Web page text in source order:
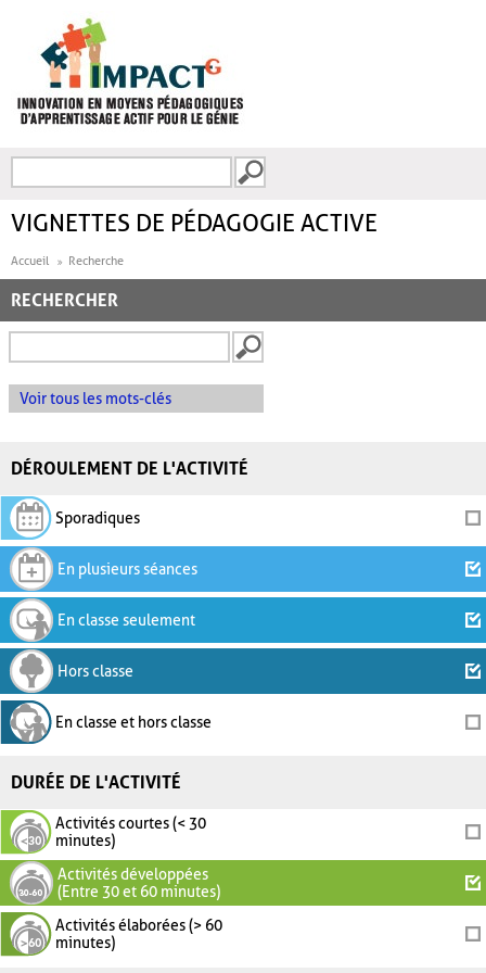
FORMULAIRE DE
VIGNETTES DE PÉDAGOGIE ACTIVE
Accueil Recherche
RECHERCHER
Voir tous les mots-clés
DÉROULEMENT DE L'ACTIVITÉ
Sporadiques
En plusieurs séances
En classe seulement
Hors classe
En classe et hors classe
DURÉE DE L'ACTIVITÉ
Activités courtes (< 30
minutes)
Activités développées
(Entre 30 et 60 minutes)
Activités élaborées (> 60
minutes)